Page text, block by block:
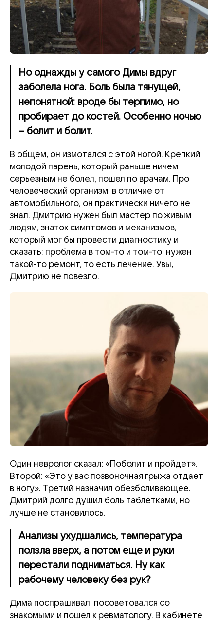
Но однажды у самого Димы вдруг
заболела нога. Боль была тянущей,
непонятной: вроде бы терпимо, но
пробирает до костей. Особенно ночью
– болит и болит.
В общем, он измотался с этой ногой. Крепкий
молодой парень, который раньше ничем
серьезным не болел, пошел по врачам. Про
человеческий организм, в отличие от
автомобильного, он практически ничего не
знал. Дмитрию нужен был мастер по живым
людям, знаток симптомов и механизмов,
который мог бы провести диагностику и
сказать: проблема в том-то и том-то, нужен
такой-то ремонт, то есть лечение. Увы,
Дмитрию не повезло.
Один невролог сказал: «Поболит и пройдет».
Второй: «Это у вас позвоночная грыжа отдает
в ногу». Третий назначил обезболивающее.
Дмитрий долго душил боль таблетками, но
лучше не становилось.
Анализы ухудшались, температура
ползла вверх, а потом еще и руки
перестали подниматься. Ну как
рабочему человеку без рук?
Дима поспрашивал, посоветовался со
знакомыми и пошел к ревматологу. В кабинете